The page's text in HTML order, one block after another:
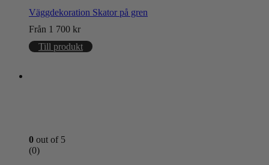
Väggdekoration Skator på gren
Från 1 700 kr
Till produkt
0 out of 5
(0)